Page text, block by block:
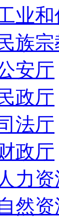
业
族
安厅
政厅
法厅
政厅
力
然